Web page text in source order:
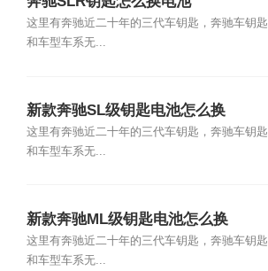
这里有奔驰近二十年的三代车钥匙，奔驰车钥匙
和车型车系无...
新款奔驰SL级钥匙电池怎么换
这里有奔驰近二十年的三代车钥匙，奔驰车钥匙
和车型车系无...
新款奔驰ML级钥匙电池怎么换
这里有奔驰近二十年的三代车钥匙，奔驰车钥匙
和车型车系无...